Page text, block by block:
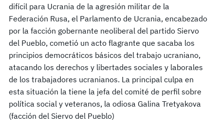
difícil para Ucrania de la agresión militar de la
Federación Rusa, el Parlamento de Ucrania, encabezado
por la facción gobernante neoliberal del partido Siervo
del Pueblo, cometió un acto flagrante que sacaba los
principios democráticos básicos del trabajo ucraniano,
atacando los derechos y libertades sociales y laborales
de los trabajadores ucranianos. La principal culpa en
esta situación la tiene la jefa del comité de perfil sobre
política social y veteranos, la odiosa Galina Tretyakova
(facción del Siervo del Pueblo)